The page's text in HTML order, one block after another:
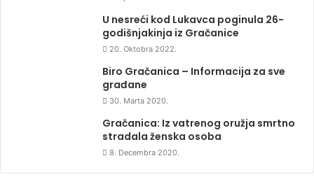
U nesreći kod Lukavca poginula 26-
godišnjakinja iz Gračanice
20. Oktobra 2022.
Biro Gračanica – Informacija za sve
građane
30. Marta 2020.
Gračanica: Iz vatrenog oružja smrtno
stradala ženska osoba
8. Decembra 2020.